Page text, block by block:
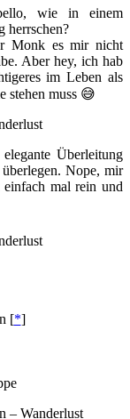
wie in einem
herrschen?
Monk es mir nicht
Aber hey, ich hab
im Leben als
stehen muss 😅
Überleitung
Nope, mir
mal rein und
[*]